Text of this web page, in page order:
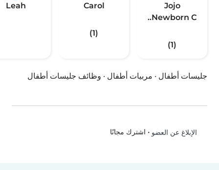
Jojo
Newborn C..
(1)
Carol
(1)
Leah
جليسات أطفال · مربيات أطفال · وظائف جليسات أطفال
الإبلاغ عن العضو • اشترك مجانًا